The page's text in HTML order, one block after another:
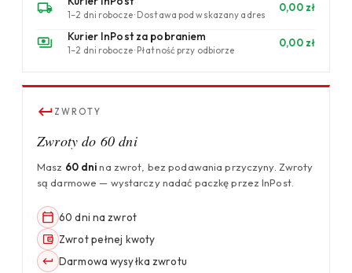
1–2 dni robocze · Dostawa pod wskazany adres
0,00 zł
Kurier InPost za pobraniem
1–2 dni robocze · Płatność przy odbiorze
0,00 zł
ZWROTY
Zwroty do 60 dni
Masz 60 dnina zwrot, bez podawania przyczyny. Zwroty
są darmowe — wystarczy nadać paczkę przez InPost.
60 dni na zwrot
Zwrot pełnej kwoty
Darmowa wysyłka zwrotu